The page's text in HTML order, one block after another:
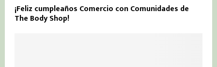
¡Feliz cumpleaños Comercio con Comunidades de
The Body Shop!